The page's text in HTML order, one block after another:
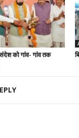
को गांव- गांव तक